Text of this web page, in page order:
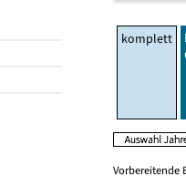
komplett
Vorbereitende